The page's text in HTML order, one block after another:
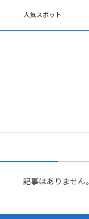
人気スポット
記事はありません。